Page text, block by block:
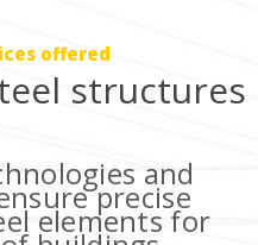
offered
structures
and
precise
elements for